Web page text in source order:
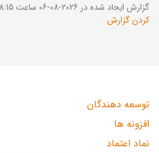
گزارش ایجاد شده در 2026-08-06 ساعت 20:58:15 (UTC +03:30).
کردن گزارش
توسعه دهندگان
افزونه ها
نماد اعتماد